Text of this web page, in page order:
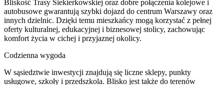
Bliskość Trasy Siekierkowskiej oraz dobre połączenia kolejowe i
autobusowe gwarantują szybki dojazd do centrum Warszawy oraz
innych dzielnic. Dzięki temu mieszkańcy mogą korzystać z pełnej
oferty kulturalnej, edukacyjnej i biznesowej stolicy, zachowując
komfort życia w cichej i przyjaznej okolicy.
Codzienna wygoda
W sąsiedztwie inwestycji znajdują się liczne sklepy, punkty
usługowe, szkoły i przedszkola. Blisko jest także do terenów